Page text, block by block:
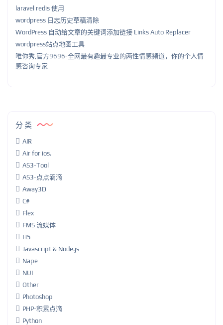
laravel redis 使用
wordpress 日志历史草稿清除
WordPress 自动给文章的关键词添加链接 Links Auto Replacer
wordpress站点地图工具
唯你秀,官方9696-全网最有趣最专业的两性情感频道，你的个人情
感咨询专家
分类
AIR
Air for ios.
AS3-Tool
AS3-点点滴滴
Away3D
C#
Flex
FMS 流媒体
H5
Javascript & Node.js
Nape
NUI
Other
Photoshop
PHP-积累点滴
Python